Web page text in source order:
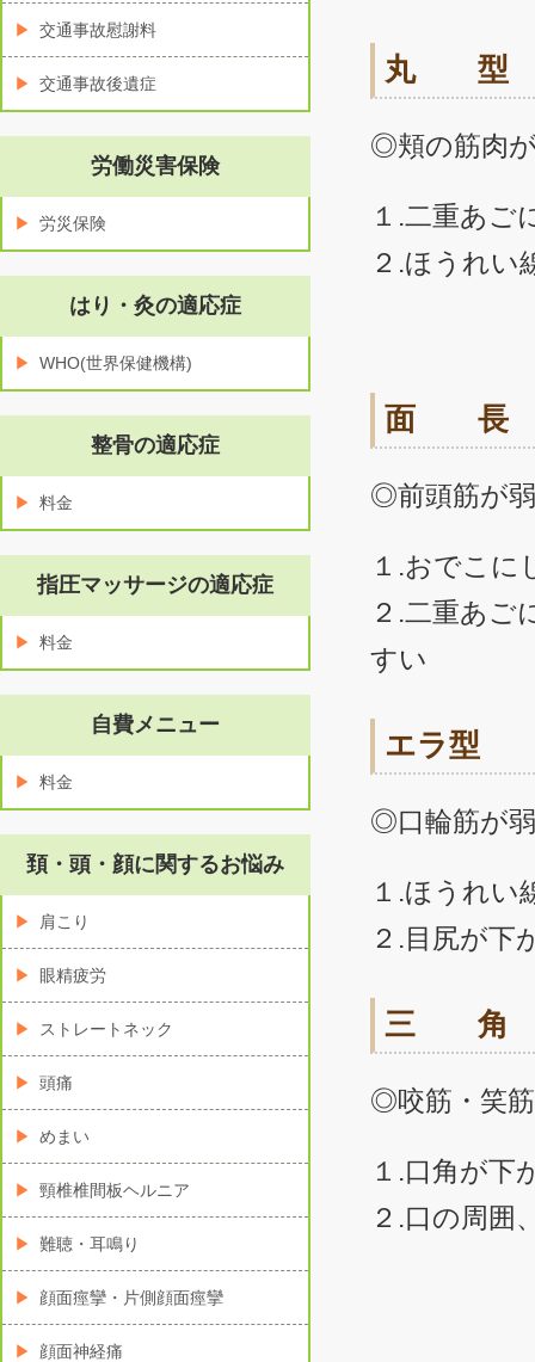
丸 型
◎頬の筋肉
１.二重あご
２.ほうれい
面 長
◎前頭筋が
１.おでこに
２.二重あご
すい
エラ型
◎口輪筋が
１.ほうれい
２.目尻が下
三 角
◎咬筋・笑
１.口角が下
２.口の周囲
交通事故慰謝料
交通事故後遺症
労働災害保険
労災保険
はり・灸の適応症
WHO(世界保健機構)
整骨の適応症
料金
指圧マッサージの適応症
料金
自費メニュー
料金
頚・頭・顔に関するお悩み
肩こり
眼精疲労
ストレートネック
頭痛
めまい
頸椎椎間板ヘルニア
難聴・耳鳴り
顔面痙攣・片側顔面痙攣
顔面神経痛